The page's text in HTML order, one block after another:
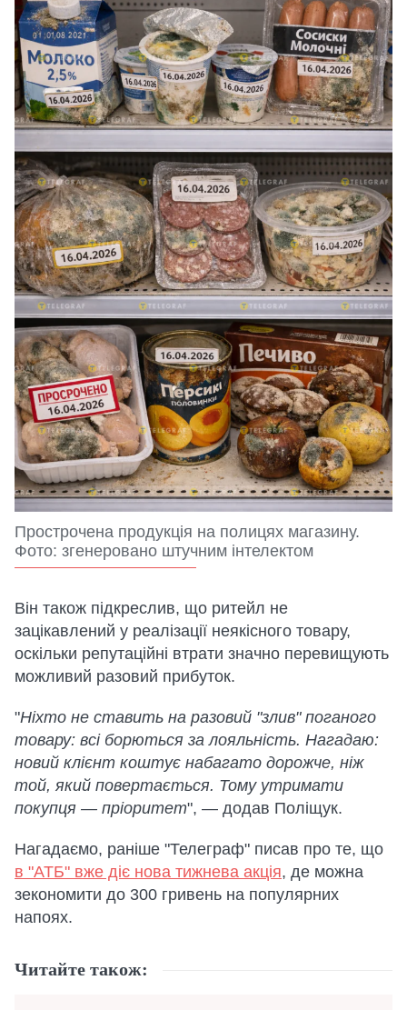
Прострочена продукція на полицях магазину.
Фото: згенеровано штучним інтелектом
Він також підкреслив, що ритейл не
зацікавлений у реалізації неякісного товару,
оскільки репутаційні втрати значно перевищують
можливий разовий прибуток.
"Ніхто не ставить на разовий "злив" поганого
товару: всі борються за лояльність. Нагадаю:
новий клієнт коштує набагато дорожче, ніж
той, який повертається. Тому утримати
покупця — пріоритет", — додав Поліщук.
Нагадаємо, раніше "Телеграф" писав про те, що
в "АТБ" вже діє нова тижнева акція, де можна
зекономити до 300 гривень на популярних
напоях.
Читайте також: